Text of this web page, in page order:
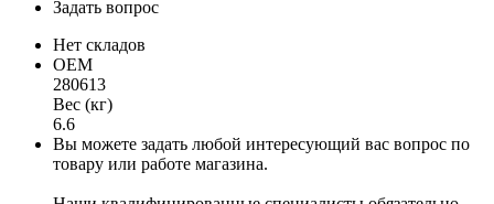
Задать вопрос
Нет складов
OEM
280613
Вес (кг)
6.6
Вы можете задать любой интересующий вас вопрос по
товару или работе магазина.